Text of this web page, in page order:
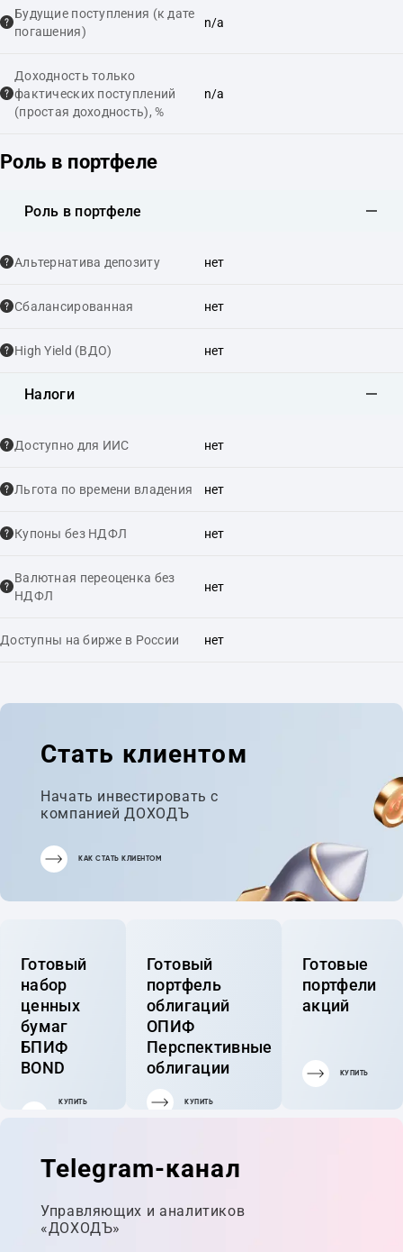
Будущие поступления (к дате
погашения)
n/a
Доходность только
фактических поступлений
(простая доходность), %
n/a
Роль в портфеле
Роль в портфеле
Альтернатива депозиту нет
Сбалансированная нет
High Yield (ВДО) нет
Налоги
Доступно для ИИС нет
Льгота по времени владения нет
Купоны без НДФЛ нет
Валютная переоценка без
НДФЛ
нет
Доступны на бирже в России нет
Стать клиентом
Начать инвестировать с
компанией ДОХОДЪ
КАК СТАТЬ КЛИЕНТОМ
Готовый
набор
ценных
бумаг
БПИФ
BOND
КУПИТЬ
Готовый
портфель
облигаций
ОПИФ
Перспективные
облигации
КУПИТЬ
Готовые
портфели
акций
КУПИТЬ
Telegram-канал
Управляющих и аналитиков
«ДОХОДЪ»